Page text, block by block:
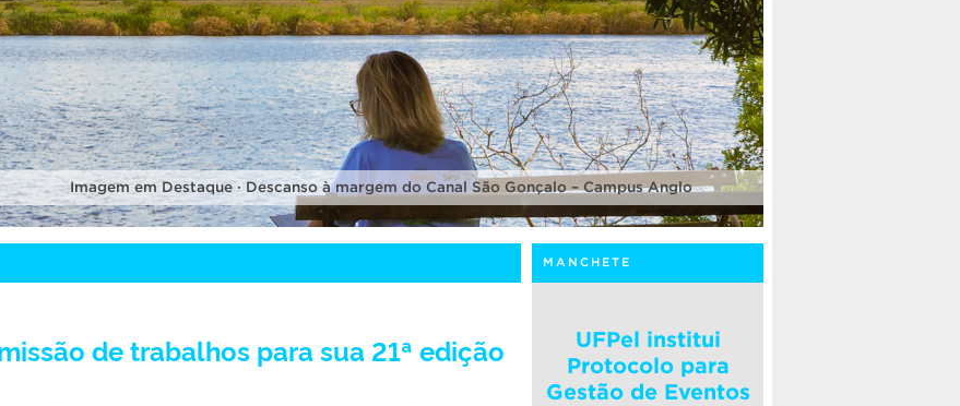
Imagem em Destaque · Descanso à margem do Canal São Gonçalo – Campus Anglo
de trabalhos para sua 21ª edição
MANCHETE
UFPel institui
Protocolo para
Gestão de Eventos